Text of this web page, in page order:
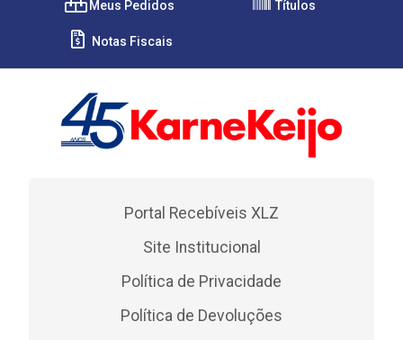
Meus Pedidos Títulos
Notas Fiscais
Portal Recebíveis XLZ
Site Institucional
Política de Privacidade
Política de Devoluções